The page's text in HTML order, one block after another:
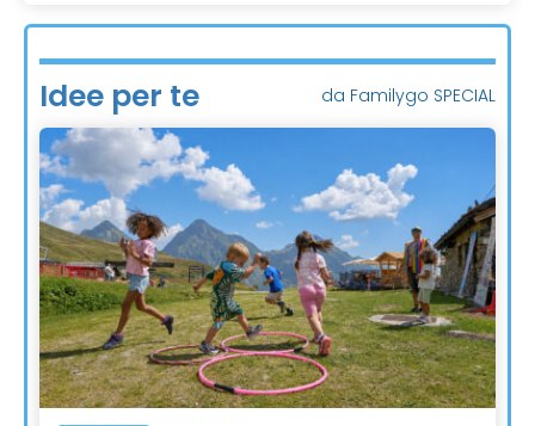
Idee per te da Familygo SPECIAL